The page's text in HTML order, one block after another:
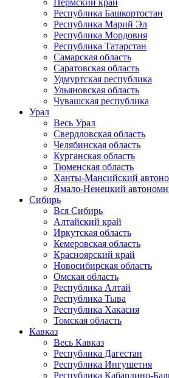
Пермский край
Республика Башкортостан
Республика Марий Эл
Республика Мордовия
Республика Татарстан
Самарская область
Саратовская область
Удмуртская республика
Ульяновская область
Чувашская республика
Урал
Весь Урал
Свердловская область
Челябинская область
Курганская область
Тюменская область
Ханты-Мансийский
Ямало-Ненецкий
Сибирь
Вся Сибирь
Алтайский край
Иркутская область
Кемеровская область
Красноярский край
Новосибирская область
Омская область
Республика Алтай
Республика Тыва
Республика Хакасия
Томская область
Кавказ
Весь Кавказ
Республика Дагестан
Республика Ингушетия
Республика Кабардино-